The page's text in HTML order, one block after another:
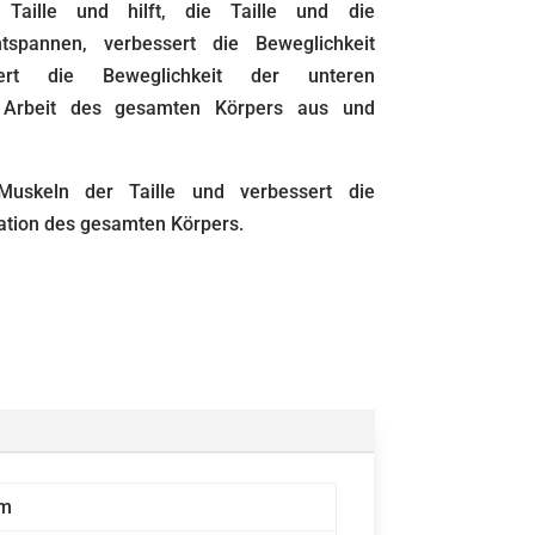
Taille und hilft, die Taille und die
verbessert die Beweglichkeit
die Beweglichkeit der unteren
des gesamten Körpers aus und
der Taille und verbessert die
des gesamten Körpers.